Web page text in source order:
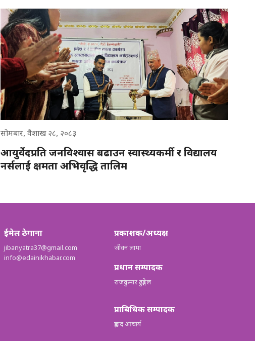
सोमबार, वैशाख २८, २०८३
आयुर्वेदप्रति जनविश्वास बढाउन स्वास्थ्यकर्मी र विद्यालय
नर्सलाई क्षमता अभिवृद्धि तालिम
ईमेल ठेगाना
jibanyatra37@gmail.com
info@edainikhabar.com
प्रकाशक/अध्यक्ष
जीवन लामा
प्रधान सम्पादक
राजकुमार ढुङ्गेल
प्राबिधिक सम्पादक
प्रह्लाद आचार्य